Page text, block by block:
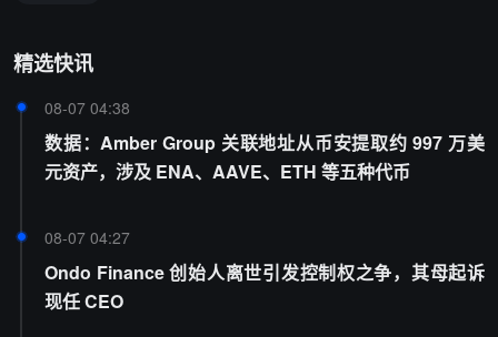
精选快讯
08-07 04:38
数据：Amber Group 关联地址从币安提取约 997 万美
元资产，涉及 ENA、AAVE、ETH 等五种代币
08-07 04:27
Ondo Finance 创始人离世引发控制权之争，其母起诉
现任 CEO